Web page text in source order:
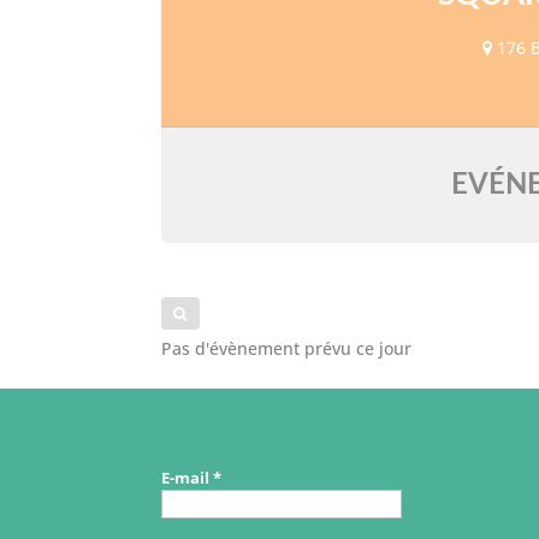
176
Pas d'évènement prévu ce jour
E-mail*